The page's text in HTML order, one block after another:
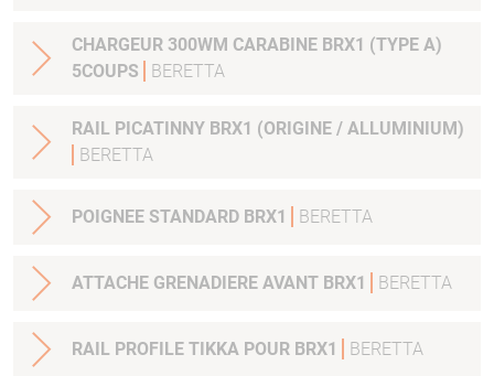
CHARGEUR 300WM CARABINE BRX1 (TYPE A)
5COUPS
BERETTA
RAIL PICATINNY BRX1 (ORIGINE / ALLUMINIUM)
BERETTA
POIGNEE STANDARD BRX1 BERETTA
ATTACHE GRENADIERE AVANT BRX1 BERETTA
RAIL PROFILE TIKKA POUR BRX1 BERETTA